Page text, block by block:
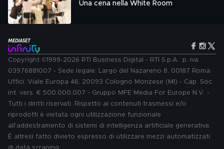
Una cena nella White Room
Copyright ©1999-2026 RTI Business Digital - RTI S.p.A.: p. iva
03976881007 - Sede legale: Largo del Nazareno 8, 00187 Roma.
Uffici: Viale Europa 46, 20093 Cologno Monzese (MI) - Cap. Soc.
int. vers. € 500.000.007 - Gruppo MFE Media For Europe N.V. -
Tutti i diritti riservati. Rispetto ai contenuti trasmessi e/o
riprodotti è vietata ogni utilizzazione funzionale
all'addestramento di sistemi di intelligenza artificiale generativa.
È altresì fatto divieto espresso di utilizzare mezzi automatizzati